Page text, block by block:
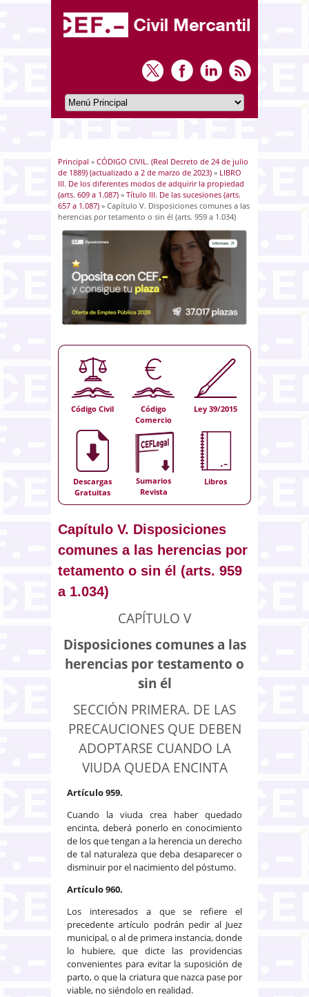
Usted está aquí
Principal » CÓDIGO CIVIL. (Real Decreto de 24 de julio
de 1889) (actualizado a 2 de marzo de 2023) » LIBRO
III. De los diferentes modos de adquirir la propiedad
(arts. 609 a 1.087) » Título III. De las sucesiones (arts.
657 a 1.087) » Capítulo V. Disposiciones comunes a las
herencias por tetamento o sin él (arts. 959 a 1.034)
Código Civil
Código
Comercio
Ley 39/2015
Descargas
Gratuitas
Sumarios
Revista
Libros
Capítulo V. Disposiciones
comunes a las herencias por
tetamento o sin él (arts. 959
a 1.034)
CAPÍTULO V
Disposiciones comunes a las
herencias por testamento o
sin él
SECCIÓN PRIMERA. DE LAS
PRECAUCIONES QUE DEBEN
ADOPTARSE CUANDO LA
VIUDA QUEDA ENCINTA
Artículo 959.
Cuando la viuda crea haber quedado
encinta, deberá ponerlo en conocimiento
de los que tengan a la herencia un derecho
de tal naturaleza que deba desaparecer o
disminuir por el nacimiento del póstumo.
Artículo 960.
Los interesados a que se refiere el
precedente artículo podrán pedir al Juez
municipal, o al de primera instancia, donde
lo hubiere, que dicte las providencias
convenientes para evitar la suposición de
parto, o que la criatura que nazca pase por
viable, no siéndolo en realidad.